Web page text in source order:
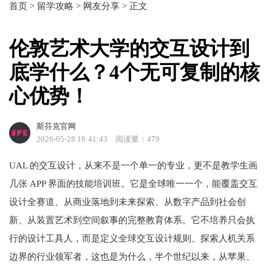
首页 > 留学攻略 > 网友分享 > 正文
伦敦艺术大学的交互设计到
底学什么？4个无可复制的核
心优势！
斯芬克官网
2026-05-28 18:41:43
阅读量：479
UAL 的交互设计，从来不是一个单一的专业，更不是教学生画
几张 APP 界面的技能培训班。它是全球唯一一个，能覆盖交互
设计全赛道、从商业落地到未来探索、从数字产品到社会创
新、从装置艺术到空间叙事的完整教育体系。它不培养只会执
行的设计工具人，而是定义全球交互设计规则、探索人机关系
边界的行业领军者，这也是为什么，半个世纪以来，从苹果、